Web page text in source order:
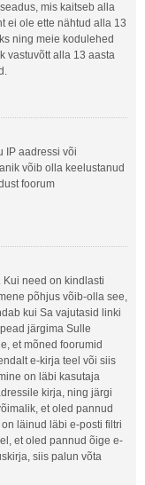
mis kaitseb alla
ei ole ette nähtud alla 13
ning meie kodulehed
vastuvõtt alla 13 aasta
IP aadressi või
võib olla keelustanud
foorum
need on kindlasti
põhjus võib-olla see,
kui Sa vajutasid linki
järgima Sulle
et mõned foorumid
e-kirja teel või siis
on läbi kasutaja
kirja, ning järgi
et oled pannud
läinud läbi e-posti filtri
et oled pannud õige e-
siis palun võta